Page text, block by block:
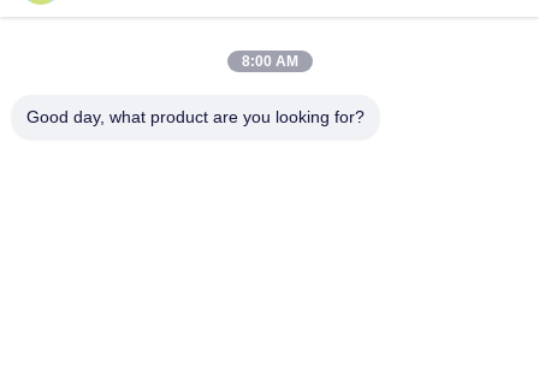
pressão do leite para o tanque da saúde de Bioligy
300 embarcações de pressão do alojamento libras por
embarcação de pressão da osmose reversa de FRP
8:00 AM
Good day, what product are you looking for?